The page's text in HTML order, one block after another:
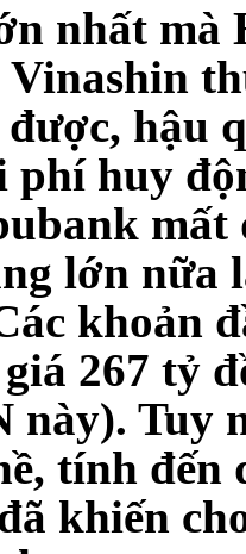
nhất mà
hậu
phí huy
mất
lớn nữa
khoản
267 tỷ
này). Tuy
tính đến
khiến